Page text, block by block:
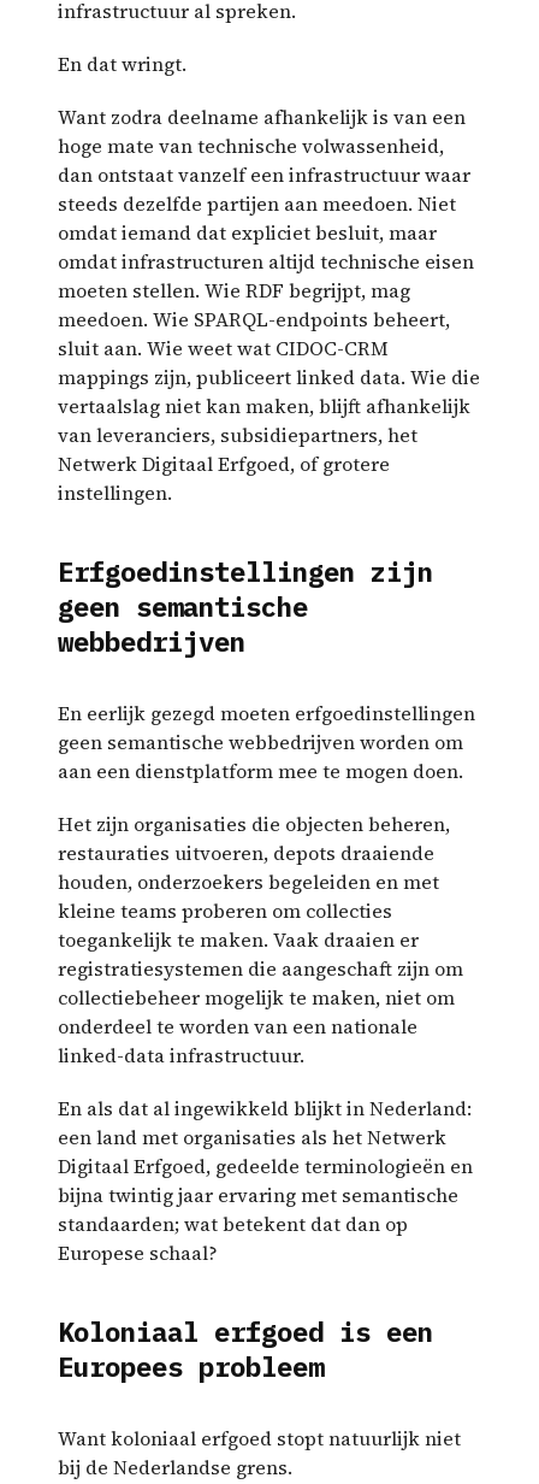
infrastructuur al spreken.
En dat wringt.
Want zodra deelname afhankelijk is van een
hoge mate van technische volwassenheid,
dan ontstaat vanzelf een infrastructuur waar
steeds dezelfde partijen aan meedoen. Niet
omdat iemand dat expliciet besluit, maar
omdat infrastructuren altijd technische eisen
moeten stellen. Wie RDF begrijpt, mag
meedoen. Wie SPARQL-endpoints beheert,
sluit aan. Wie weet wat CIDOC-CRM
mappings zijn, publiceert linked data. Wie die
vertaalslag niet kan maken, blijft afhankelijk
van leveranciers, subsidiepartners, het
Netwerk Digitaal Erfgoed, of grotere
instellingen.
Erfgoedinstellingen zijn
geen semantische
webbedrijven
En eerlijk gezegd moeten erfgoedinstellingen
geen semantische webbedrijven worden om
aan een dienstplatform mee te mogen doen.
Het zijn organisaties die objecten beheren,
restauraties uitvoeren, depots draaiende
houden, onderzoekers begeleiden en met
kleine teams proberen om collecties
toegankelijk te maken. Vaak draaien er
registratiesystemen die aangeschaft zijn om
collectiebeheer mogelijk te maken, niet om
onderdeel te worden van een nationale
linked-data infrastructuur.
En als dat al ingewikkeld blijkt in Nederland:
een land met organisaties als het Netwerk
Digitaal Erfgoed, gedeelde terminologieën en
bijna twintig jaar ervaring met semantische
standaarden; wat betekent dat dan op
Europese schaal?
Koloniaal erfgoed is een
Europees probleem
Want koloniaal erfgoed stopt natuurlijk niet
bij de Nederlandse grens.